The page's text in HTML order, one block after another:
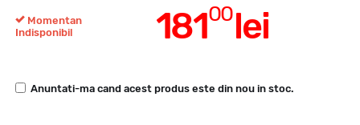
18100lei
Momentan
Indisponibil
Anuntati-ma cand acest produs este din nou in stoc.